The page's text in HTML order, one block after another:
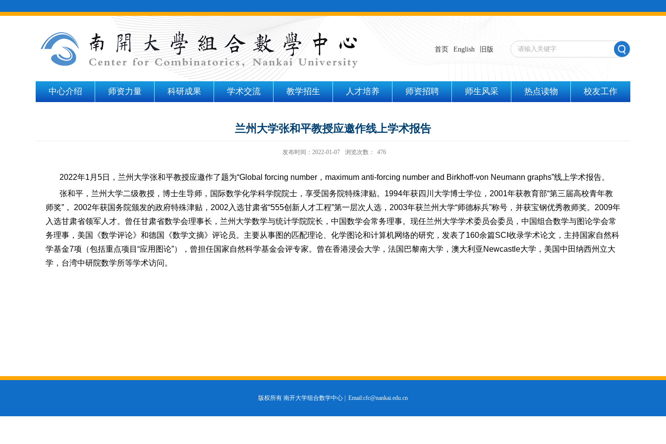
首页 English 旧版
中心介绍 师资力量 科研成果 学术交流 教学招生 人才培养 师资招聘 师生风采 热点读物 校友工作
兰州大学张和平教授应邀作线上学术报告
发布时间：2022-01-07 浏览次数： 476
2022年1 月 5日，兰州大学张和平教授应邀作了题为“Global forcing number ， maximum anti-forcing number and Birkhoff-von Neumann graphs”线上学术报告。
张和平，兰州大学二级教授，博士生导师，国际数学化学科学院院士，享受国务院特殊津贴。 1994年获四川大学博士学位， 2001年获教育部“第三届高校青年教
师奖” ， 2002年获国务院颁发的政府特殊津贴， 2002 入选甘肃省“555创新人才工程”第一层次人选， 2003年获兰州大学“师德标兵”称号，并获宝钢优秀教师奖。 2009年
入选甘肃省领军人才。曾任甘肃省数学会理事长，兰州大学数学与统计学院院长，中国数学会常务理事。现任兰州大学学术委员会委员，中国组合数学与图论学会常
务理事，美国《数学评论》和德国《数学文摘》评论员。主要从事图的匹配理论、化学图论和计算机网络的研究，发表了160余篇SCI 收录学术论文，主持国家自然科
学基金7项（包括重点项目 “应用图论”），曾担任国家自然科学基金会评专家。曾在香港浸会大学，法国巴黎南大学，澳大利亚 Newcastle大学，美国中田纳西州立大
学，台湾中研院数学所等学术访问。
版权所有 南开大学组合数学中心 | Email:cfc@nankai.edu.cn